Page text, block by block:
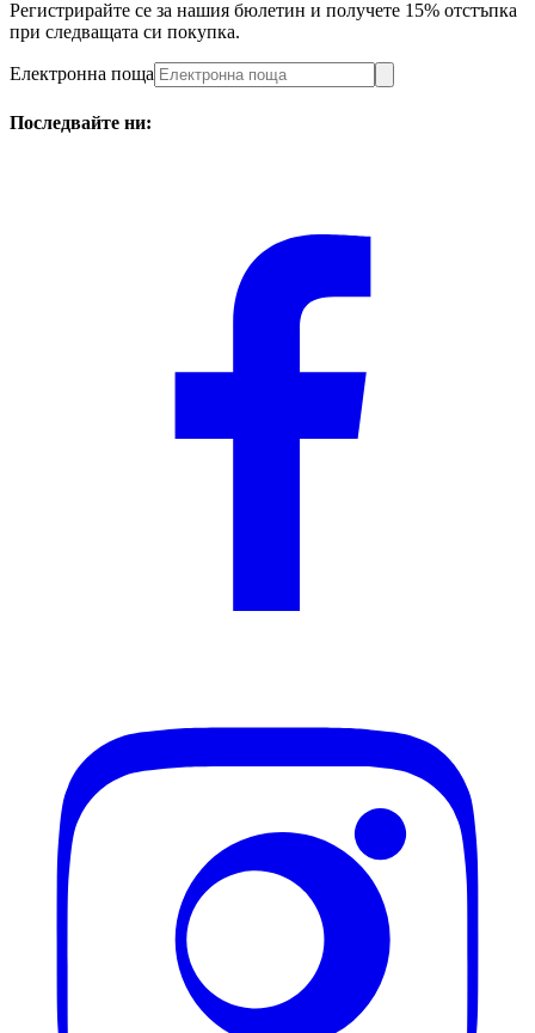
Регистрирайте се за нашия бюлетин и получете 15% отстъпка
при следващата си покупка.
Електронна поща
Последвайте ни: